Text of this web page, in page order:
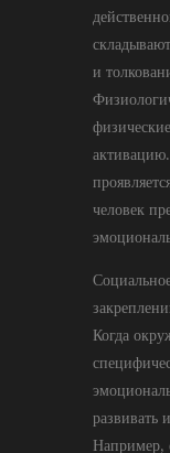
и
человек
Когда
развивать
Например,